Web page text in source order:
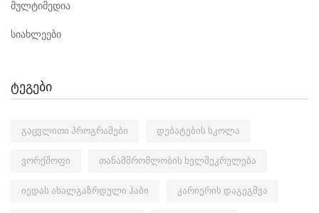
მულტიმედია
სიახლეები
ტეგები
გაცვლითი პროგრამები დებატების სკოლა
ვორქშოფი თანამშრომლობის ხელშეკრულება
იედას ახალგაზრდული ჰაბი კარიერის დაგეგმვა